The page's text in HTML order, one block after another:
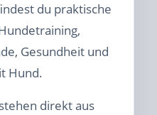
du praktische
Gesundheit und
Hund.
direkt aus